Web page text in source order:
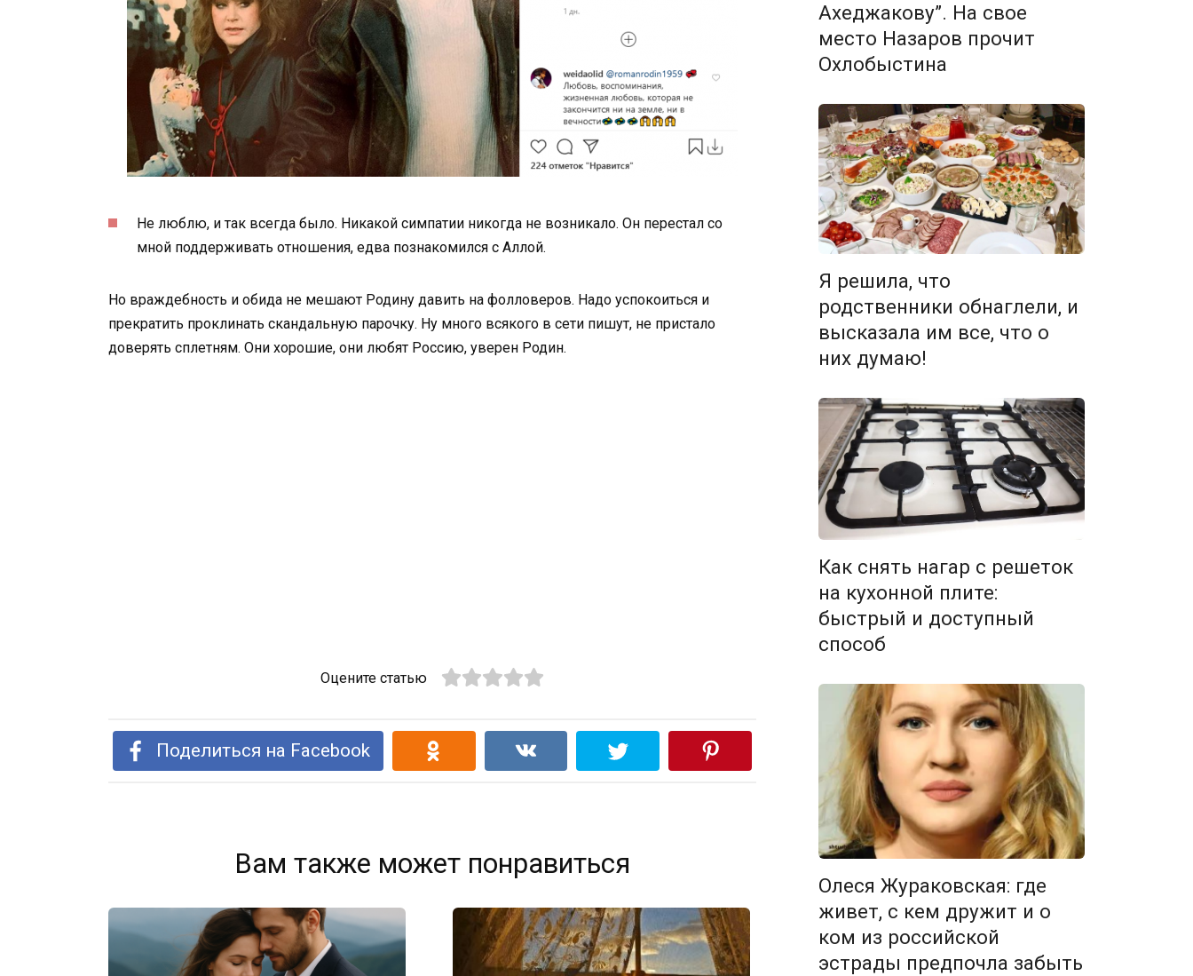
Не люблю, и так всегда было. Никакой симпатии никогда не возникало. Он перестал со
мной поддерживать отношения, едва познакомился с Аллой.
Но враждебность и обида не мешают Родину давить на фолловеров. Надо успокоиться и
прекратить проклинать скандальную парочку. Ну много всякого в сети пишут, не пристало
доверять сплетням. Они хорошие, они любят Россию, уверен Родин.
Оцените статью
Поделиться на Facebook
Вам также может понравиться
Ахеджакову”. На свое
место Назаров прочит
Охлобыстина
Я решила, что
родственники обнаглели, и
высказала им все, что о
них думаю!
Как снять нагар с решеток
на кухонной плите:
быстрый и доступный
способ
Олеся Жураковская: где
живет, с кем дружит и о
ком из российской
эстрады предпочла забыть